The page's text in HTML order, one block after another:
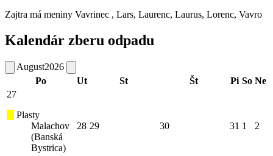
Zajtra má meniny Vavrinec , Lars, Laurenc, Laurus, Lorenc, Vavro
Kalendár zberu odpadu
August2026
Po
Ut St Št Pi So Ne
27
Plasty
Malachov
(Banská
Bystrica)
28 29 30 31 1 2